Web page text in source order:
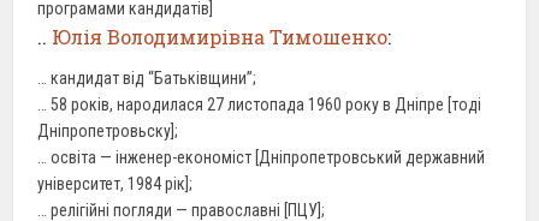
програмами кандидатів]
.. Юлія Володимирівна Тимошенко:
… кандидат від “Батьківщини”;
… 58 років, народилася 27 листопада 1960 року в Дніпре [тоді
Дніпропетровьску];
… освіта — інженер-економіст [Дніпропетровський державний
університет, 1984 рік];
… релігійні погляди — православні [ПЦУ];